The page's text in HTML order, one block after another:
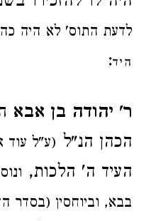
לדעת התוס' לא היה
היד:
ר' יהודה בן אבא
הכהן הנ"ל (ע"ל עוד
העיד ה' הלכות,
בבא, וביוחסין (בסדר